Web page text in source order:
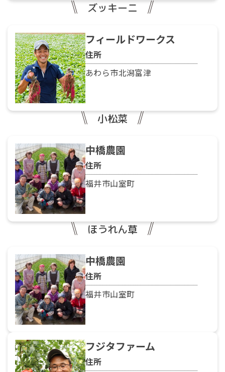
ズッキーニ
フィールドワークス
住所
あわら市北潟富津
小松菜
中橋農園
住所
福井市山室町
ほうれん草
中橋農園
住所
福井市山室町
フジタファーム
住所